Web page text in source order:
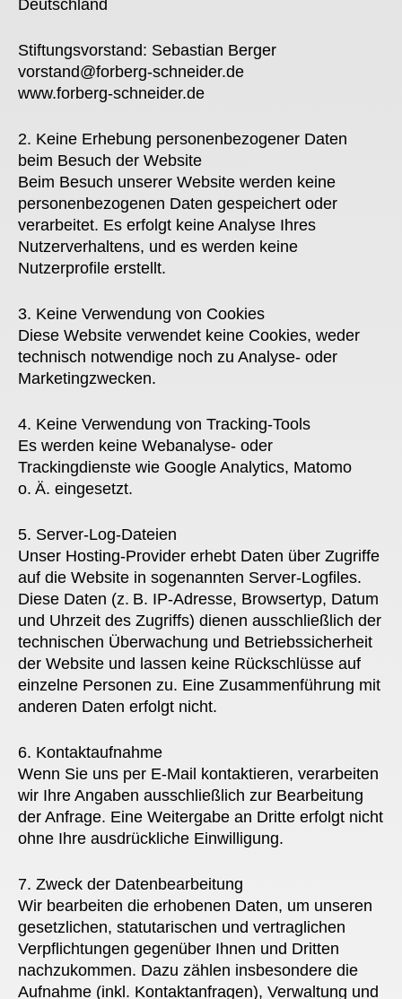
Deutschland
Stiftungsvorstand: Sebastian Berger
vorstand@forberg-schneider.de
www.forberg-schneider.de
2. Keine Erhebung personenbezogener Daten
beim Besuch der Website
Beim Besuch unserer Website werden keine
personenbezogenen Daten gespeichert oder
verarbeitet. Es erfolgt keine Analyse Ihres
Nutzerverhaltens, und es werden keine
Nutzerprofile erstellt.
3. Keine Verwendung von Cookies
Diese Website verwendet keine Cookies, weder
technisch notwendige noch zu Analyse- oder
Marketingzwecken.
4. Keine Verwendung von Tracking-Tools
Es werden keine Webanalyse- oder
Trackingdienste wie Google Analytics, Matomo
o. Ä. eingesetzt.
5. Server-Log-Dateien
Unser Hosting-Provider erhebt Daten über Zugriffe
auf die Website in sogenannten Server-Logfiles.
Diese Daten (z. B. IP-Adresse, Browsertyp, Datum
und Uhrzeit des Zugriffs) dienen ausschließlich der
technischen Überwachung und Betriebssicherheit
der Website und lassen keine Rückschlüsse auf
einzelne Personen zu. Eine Zusammenführung mit
anderen Daten erfolgt nicht.
6. Kontaktaufnahme
Wenn Sie uns per E-Mail kontaktieren, verarbeiten
wir Ihre Angaben ausschließlich zur Bearbeitung
der Anfrage. Eine Weitergabe an Dritte erfolgt nicht
ohne Ihre ausdrückliche Einwilligung.
7. Zweck der Datenbearbeitung
Wir bearbeiten die erhobenen Daten, um unseren
gesetzlichen, statutarischen und vertraglichen
Verpflichtungen gegenüber Ihnen und Dritten
nachzukommen. Dazu zählen insbesondere die
Aufnahme (inkl. Kontaktanfragen), Verwaltung und